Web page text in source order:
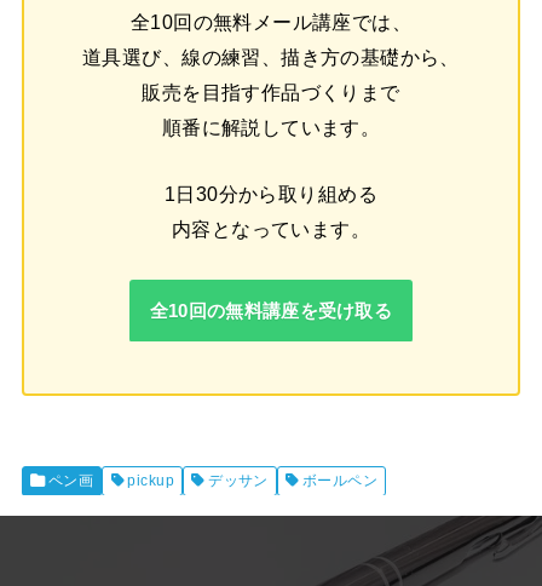
全10回の無料メール講座では、
道具選び、線の練習、描き方の基礎から、
販売を目指す作品づくりまで
順番に解説しています。
1日30分から取り組める
内容となっています。
全10回の無料講座を受け取る
ペン画 pickup デッサン ボールペン